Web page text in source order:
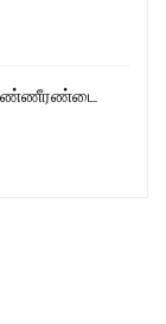
தண்ணீரண்டை